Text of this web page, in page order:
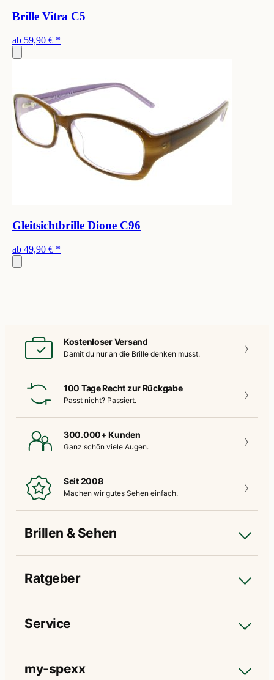
Brille Vitra C5
ab 59,90 € *
Gleitsichtbrille Dione C96
ab 49,90 € *
Kostenloser Versand
Damit du nur an die Brille denken musst.
100 Tage Recht zur Rückgabe
Passt nicht? Passiert.
300.000+ Kunden
Ganz schön viele Augen.
Seit 2008
Machen wir gutes Sehen einfach.
Brillen & Sehen
Ratgeber
Service
my-spexx